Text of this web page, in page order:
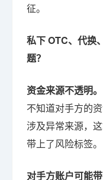
征。
私下 OTC、代换
题？
资金来源不透明。
不知道对手方的
涉及异常来源，
带上了风险标签。
对手方账户可能